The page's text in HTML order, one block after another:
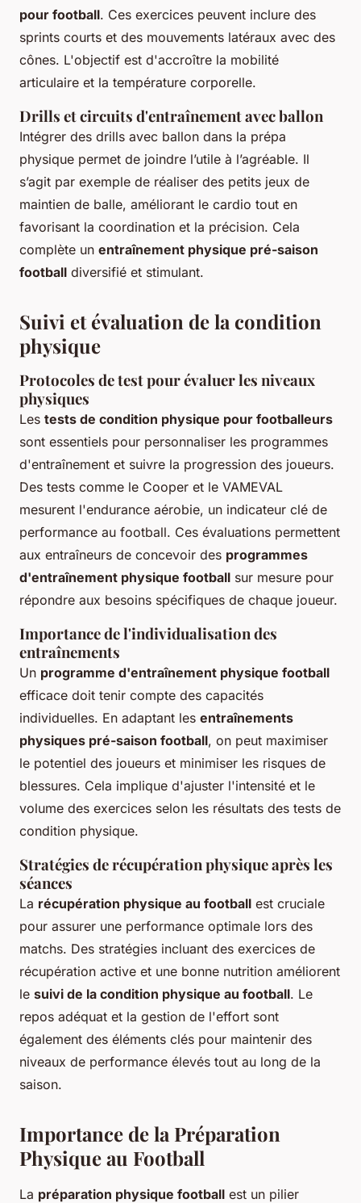
pour football. Ces exercices peuvent inclure des
sprints courts et des mouvements latéraux avec des
cônes. L'objectif est d'accroître la mobilité
articulaire et la température corporelle.
Drills et circuits d'entraînement avec ballon
Intégrer des drills avec ballon dans la prépa
physique permet de joindre l’utile à l’agréable. Il
s’agit par exemple de réaliser des petits jeux de
maintien de balle, améliorant le cardio tout en
favorisant la coordination et la précision. Cela
complète un entraînement physique pré-saison
football diversifié et stimulant.
Suivi et évaluation de la condition
physique
Protocoles de test pour évaluer les niveaux
physiques
Les tests de condition physique pour footballeurs
sont essentiels pour personnaliser les programmes
d'entraînement et suivre la progression des joueurs.
Des tests comme le Cooper et le VAMEVAL
mesurent l'endurance aérobie, un indicateur clé de
performance au football. Ces évaluations permettent
aux entraîneurs de concevoir des programmes
d'entraînement physique football sur mesure pour
répondre aux besoins spécifiques de chaque joueur.
Importance de l'individualisation des
entraînements
Un programme d'entraînement physique football
efficace doit tenir compte des capacités
individuelles. En adaptant les entraînements
physiques pré-saison football, on peut maximiser
le potentiel des joueurs et minimiser les risques de
blessures. Cela implique d'ajuster l'intensité et le
volume des exercices selon les résultats des tests de
condition physique.
Stratégies de récupération physique après les
séances
La récupération physique au football est cruciale
pour assurer une performance optimale lors des
matchs. Des stratégies incluant des exercices de
récupération active et une bonne nutrition améliorent
le suivi de la condition physique au football. Le
repos adéquat et la gestion de l'effort sont
également des éléments clés pour maintenir des
niveaux de performance élevés tout au long de la
saison.
Importance de la Préparation
Physique au Football
La préparation physique football est un pilier